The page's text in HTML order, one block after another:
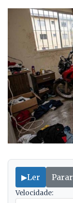
▶Ler Parar
Velocidade: